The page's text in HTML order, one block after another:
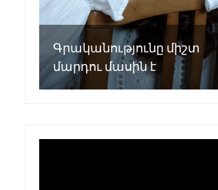
Գրականությունը միշտ
մարդու մասին է